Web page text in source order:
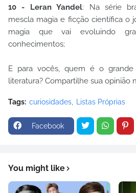
10 - Leran Yandel: Na série
mescla magia e ficção científica o
magia que vai evoluindo
conhecimentos;
E para vocês, quem é o
literatura? Compartilhe sua opinião
Tags: curiosidades Listas Próprias
Facebook
You might like